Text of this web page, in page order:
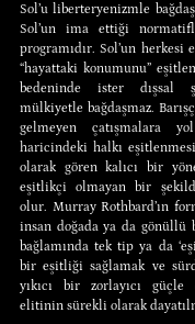
Sol’u liberteryenizmle
Sol’un ima ettiği
programıdır. Sol’un herkesi
“hayattaki konumunu”
bedeninde ister dışsal
mülkiyetle bağdaşmaz.
gelmeyen çatışmalara
haricindeki halkı
olarak gören kalıcı bir
eşitlikçi olmayan bir
olur. Murray Rothbard’ın
insan doğada ya da gönüllü
bağlamında tek tip ya da
bir eşitliği sağlamak ve
yıkıcı bir zorlayıcı
elitinin sürekli olarak